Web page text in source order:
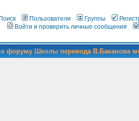
Поиск Пользователи Группы
Войти и проверить личные сообщения
форуму Школы перевода В.Баканова